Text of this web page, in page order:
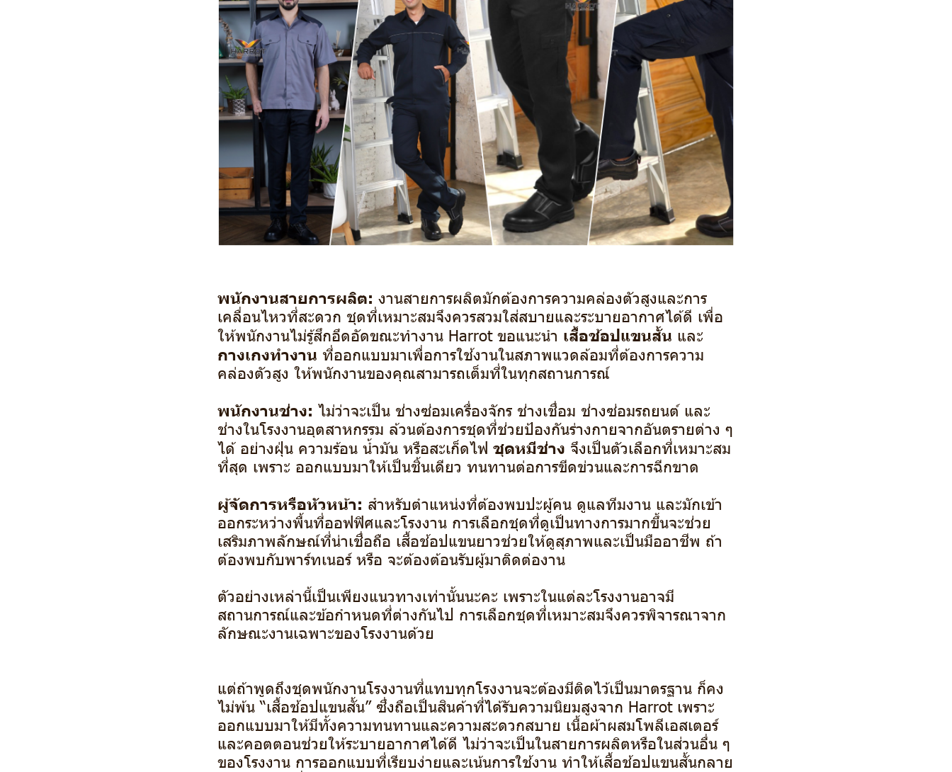
พนักงานสายการผลิต: งานสายการผลิตมักต้องการความคล่องตัวสูงและการ
เคลื่อนไหวที่สะดวก ชุดที่เหมาะสมจึงควรสวมใส่สบายและระบายอากาศได้ดี เพื่อ
ให้พนักงานไม่รู้สึกอึดอัดขณะทำงาน Harrot ขอแนะนำ เสื้อช้อปแขนสั้น และ
กางเกงทำงาน ที่ออกแบบมาเพื่อการใช้งานในสภาพแวดล้อมที่ต้องการความ
คล่องตัวสูง ให้พนักงานของคุณสามารถเต็มที่ในทุกสถานการณ์
พนักงานช่าง: ไม่ว่าจะเป็น ช่างซ่อมเครื่องจักร ช่างเชื่อม ช่างซ่อมรถยนต์ และ
ช่างในโรงงานอุตสาหกรรม ล้วนต้องการชุดที่ช่วยป้องกันร่างกายจากอันตรายต่าง ๆ
ได้ อย่างฝุ่น ความร้อน น้ำมัน หรือสะเก็ดไฟ ชุดหมีช่าง จึงเป็นตัวเลือกที่เหมาะสม
ที่สุด เพราะ ออกแบบมาให้เป็นชิ้นเดียว ทนทานต่อการขีดข่วนและการฉีกขาด
ผู้จัดการหรือหัวหน้า: สำหรับตำแหน่งที่ต้องพบปะผู้คน ดูแลทีมงาน และมักเข้า
ออกระหว่างพื้นที่ออฟฟิศและโรงงาน การเลือกชุดที่ดูเป็นทางการมากขึ้นจะช่วย
เสริมภาพลักษณ์ที่น่าเชื่อถือ เสื้อช้อปแขนยาวช่วยให้ดูสุภาพและเป็นมืออาชีพ ถ้า
ต้องพบกับพาร์ทเนอร์ หรือ จะต้องต้อนรับผู้มาติดต่องาน
ตัวอย่างเหล่านี้เป็นเพียงแนวทางเท่านั้นนะคะ เพราะในแต่ละโรงงานอาจมี
สถานการณ์และข้อกำหนดที่ต่างกันไป การเลือกชุดที่เหมาะสมจึงควรพิจารณาจาก
ลักษณะงานเฉพาะของโรงงานด้วย
แต่ถ้าพูดถึงชุดพนักงานโรงงานที่แทบทุกโรงงานจะต้องมีติดไว้เป็นมาตรฐาน ก็คง
ไม่พ้น “เสื้อช้อปแขนสั้น” ซึ่งถือเป็นสินค้าที่ได้รับความนิยมสูงจาก Harrot เพราะ
ออกแบบมาให้มีทั้งความทนทานและความสะดวกสบาย เนื้อผ้าผสมโพลีเอสเตอร์
และคอตตอนช่วยให้ระบายอากาศได้ดี ไม่ว่าจะเป็นในสายการผลิตหรือในส่วนอื่น ๆ
ของโรงงาน การออกแบบที่เรียบง่ายและเน้นการใช้งาน ทำให้เสื้อช้อปแขนสั้นกลาย